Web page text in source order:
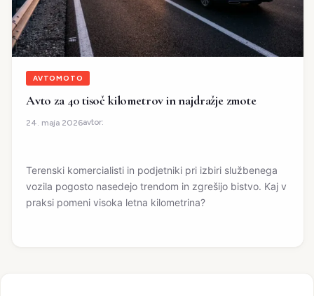
AVTOMOTO
Avto za 40 tisoč kilometrov in najdražje zmote
24. maja 2026avtor:
Terenski komercialisti in podjetniki pri izbiri službenega
vozila pogosto nasedejo trendom in zgrešijo bistvo. Kaj v
praksi pomeni visoka letna kilometrina?